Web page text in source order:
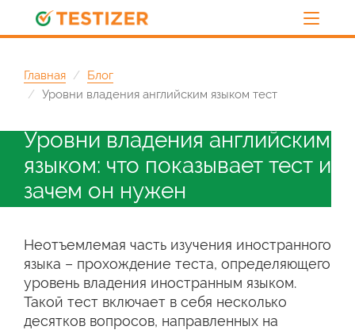
Главная
Блог
Уровни владения английским языком тест
Уровни владения английским
языком: что показывает тест и
зачем он нужен
Неотъемлемая часть изучения иностранного
языка – прохождение теста, определяющего
уровень владения иностранным языком.
Такой тест включает в себя несколько
десятков вопросов, направленных на